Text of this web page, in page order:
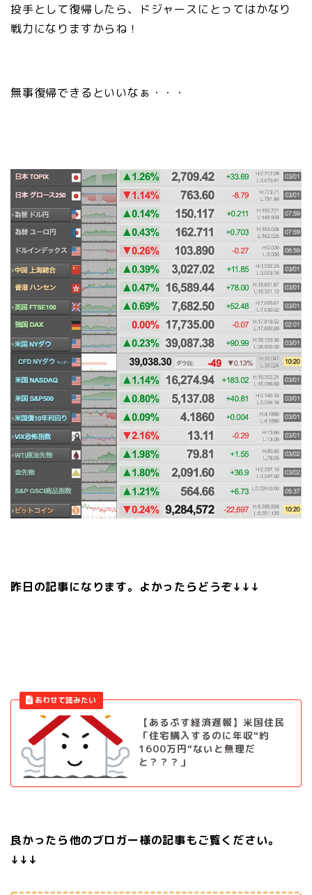
投手として復帰したら、ドジャースにとってはかなり
戦力になりますからね！
無事復帰できるといいなぁ・・・
昨日の記事になります。よかったらどうぞ↓↓↓
【あるぷす経済遅報】米国住民
「住宅購入するのに年収"約
1600万円"ないと無理だ
と？？？」
良かったら他のブロガー様の記事もご覧ください。
↓↓↓